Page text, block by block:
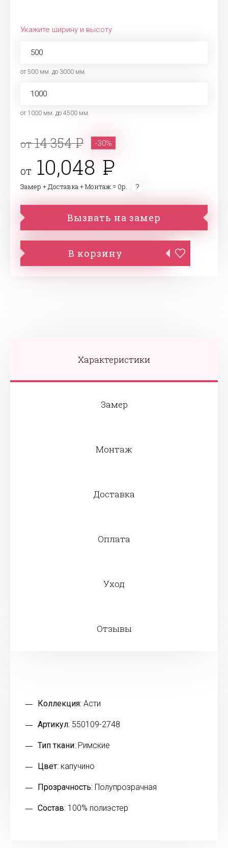
Укажите ширину и высоту
от 500 мм. до 3000 мм.
от 1000 мм. до 4500 мм.
от14 354 -30%
от 10,048
Замер + Доставка + Монтаж = 0р.
Вызвать на замер
В корзину
Характеристики
Замер
Монтаж
Доставка
Оплата
Уход
Отзывы
Коллекция: Асти
Артикул: 550109-2748
Тип ткани: Римские
Цвет: капучино
Прозрачность: Полупрозрачная
Состав: 100% полиэстер